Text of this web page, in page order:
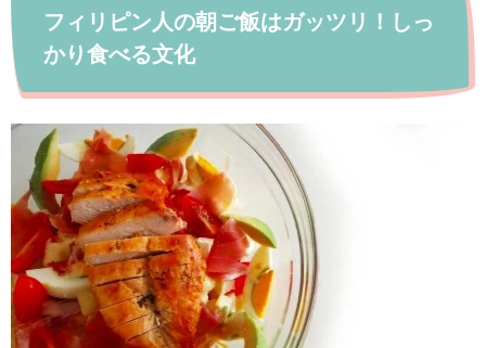
フィリピン人の朝ご飯はガッツリ！しっ
かり食べる文化